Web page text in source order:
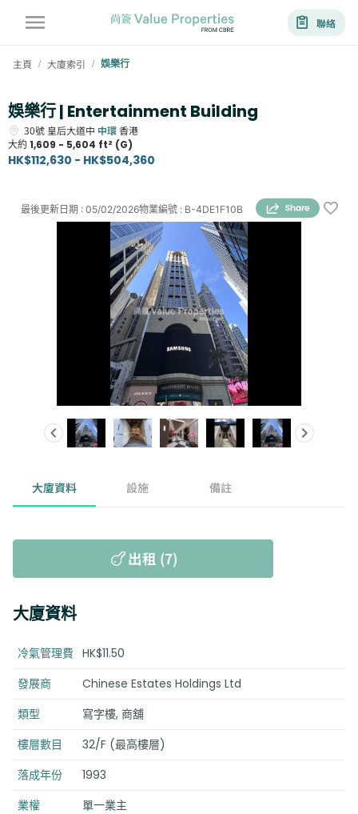
聯絡
主頁 / 大廈索引 / 娛樂行
娛樂行 | Entertainment Building
30號 皇后大道中 中環香港
大約 1,609 - 5,604 ft² (G)
HK$112,630 - HK$504,360
物業編號 : B-4DE1F10B
最後更新日期 : 05/02/2026
大廈資料 設施 備註
出租 (7)
大廈資料
冷氣管理費 HK$11.50
發展商
Chinese Estates Holdings Ltd
類型
寫字樓, 商舖
樓層數目
32/F (最高樓層)
落成年份
1993
業權
單一業主